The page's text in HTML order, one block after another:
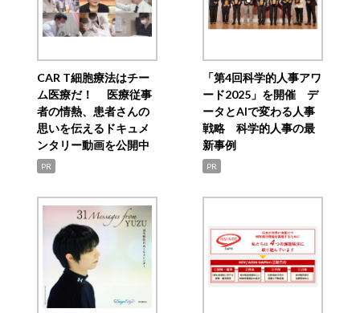
CAR T細胞療法はチー
ム医療だ！ 医療従事
者の情熱、患者さんの
思いを伝えるドキュメ
ンタリー動画を公開中
PR
「第4回科学的人事アワ
ード2025」を開催 デ
ータとAIで変わる人事
戦略 科学的人事の最
新事例
PR